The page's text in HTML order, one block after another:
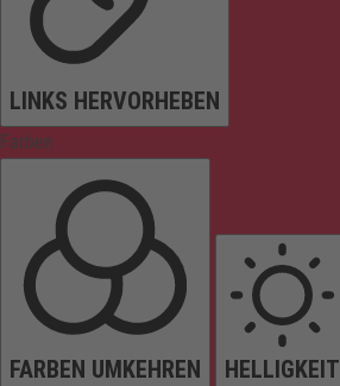
LINKS HERVORHEBEN
Farben
FARBEN UMKEHREN HELLIGKEIT